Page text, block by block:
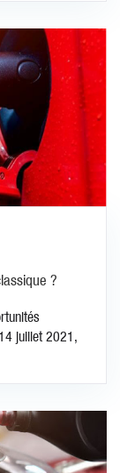
?
juillet 2021,